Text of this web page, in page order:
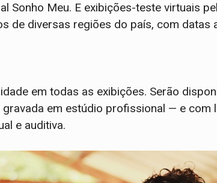
Sonho Meu. E exibições-teste virtuais
de diversas regiões do país, com datas
em todas as exibições. Serão
em estúdio profissional — e com
e auditiva.